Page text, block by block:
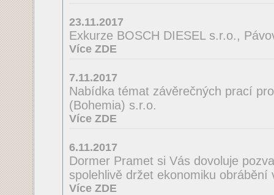
23.11.2017
Exkurze BOSCH DIESEL s.r.o.,
Více ZDE
7.11.2017
Nabídka témat závěrečných prací
(Bohemia) s.r.o.
Více ZDE
6.11.2017
Dormer Pramet si Vás dovoluje
spolehlivě držet ekonomiku obrábění
Více ZDE